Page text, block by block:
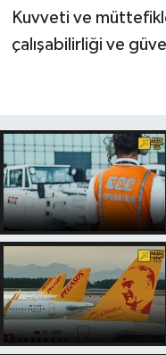
Kuvveti ve
çalışabilirliği ve